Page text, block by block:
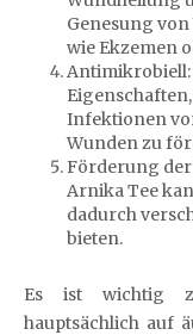
Genesung
wie Ekzemen
Infektionen
Wunden zu
Förderung
Arnika Tee
dadurch
bieten.
Es ist wichtig
hauptsächlich auf